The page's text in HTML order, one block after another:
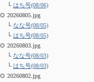
└ はち号(08/06)
20260805.jpg
└ なな号(08/05)
└ はち号(08/05)
20260803.jpg
└ なな号(08/03)
└ はち号(08/03)
20260802.jpg